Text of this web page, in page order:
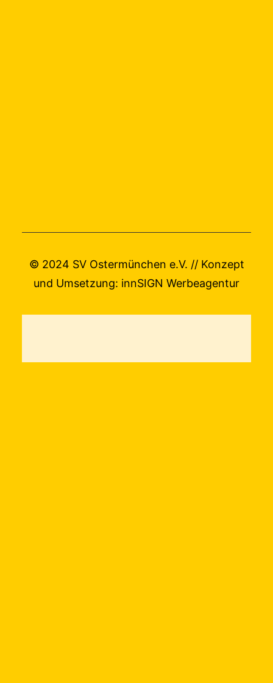
© 2024 SV Ostermünchen e.V. // Konzept
und Umsetzung: innSIGN Werbeagentur